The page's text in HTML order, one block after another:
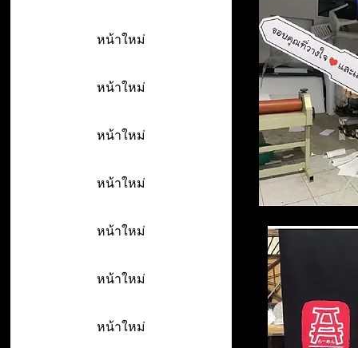
หน้าใหม่
หน้าใหม่
หน้าใหม่
หน้าใหม่
หน้าใหม่
หน้าใหม่
หน้าใหม่